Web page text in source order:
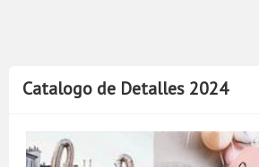
Catalogo de Detalles 2024